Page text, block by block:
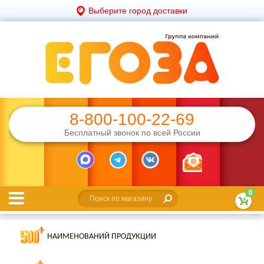
Выберите город доставки
8-800-100-22-69
Бесплатный звонок по всей России
0
НАИМЕНОВАНИЙ ПРОДУКЦИИ